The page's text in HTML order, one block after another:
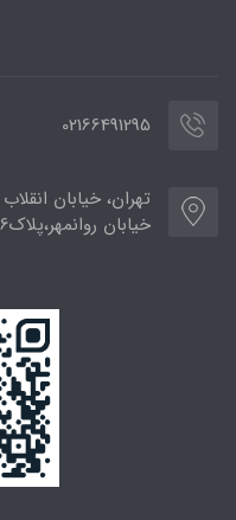
02166491295
خیابان روانمهر،پلاک136 ، واحد1